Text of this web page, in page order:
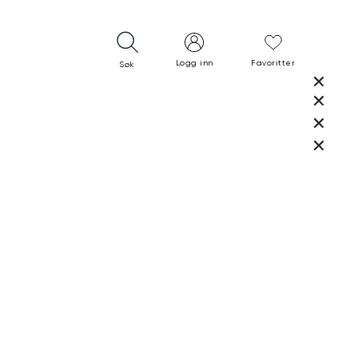
LUKK
LUKK
LUKK
Søk Logg inn Favoritter
30 DAGERS RETURRETT